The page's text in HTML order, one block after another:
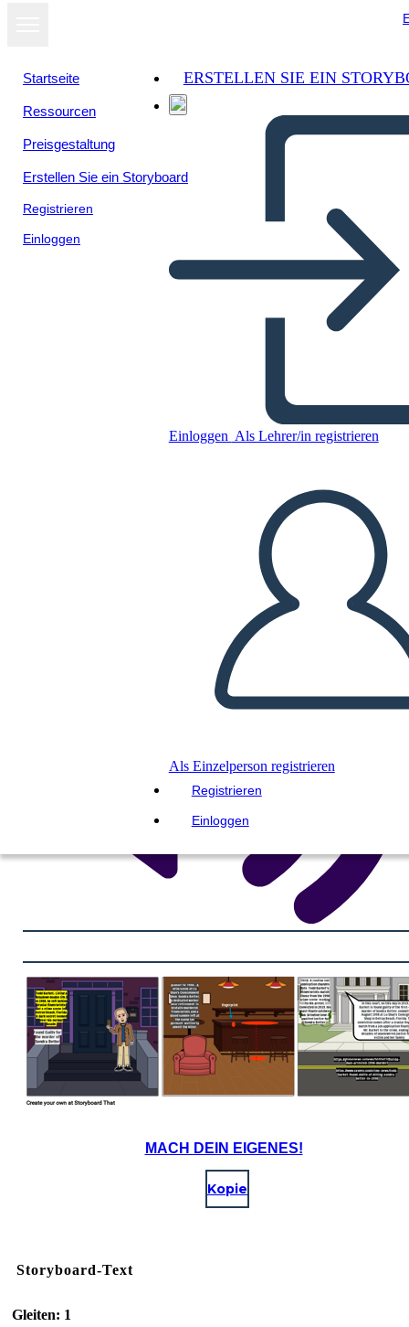
Startseite
Ressourcen
Preisgestaltung
Erstellen Sie ein Storyboard
Registrieren
Einloggen
ERSTELLEN SIE EIN
Einloggen Als Lehrer/in registrieren
Als Einzelperson registrieren
Registrieren
Einloggen
DIASHOW ABSPIELEN
LIES MIR VOR
Als Diashow
ansehen
MACH DEIN EIGENES!
Kopie
Storyboard-Text
Gleiten: 1